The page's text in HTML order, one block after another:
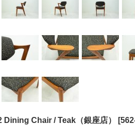
Chair / Teak（銀座店） [